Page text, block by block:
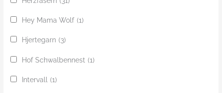
Hey Mama Wolf (1)
Hjertegarn (3)
Hof Schwalbennest (1)
Intervall (1)